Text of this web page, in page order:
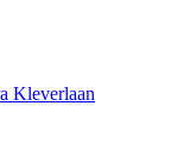
Kleverlaan